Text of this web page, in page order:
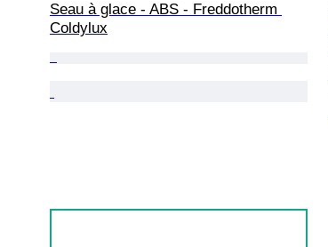
Seau à glace - ABS - Freddotherm
Coldylux